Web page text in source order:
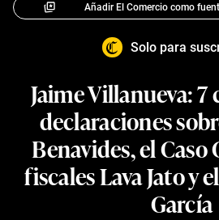
Añadir El Comercio como
Solo para
Jaime Villanueva: 7
declaraciones
Benavides, el Caso
fiscales Lava Jato y
García